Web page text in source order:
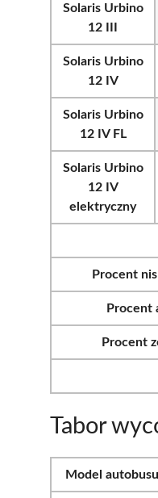
Solaris Urbino
12 III
Solaris Urbino
12 IV
Solaris Urbino
12 IV FL
Solaris Urbino
12 IV
elektryczny
Procent
Procent
Procent
Tabor
Model autobusu